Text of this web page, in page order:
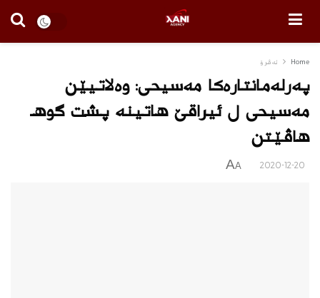
Home ئه‌ڤرۆ
په‌رله‌مانتاره‌كا مه‌سیحی: وه‌لاتیێن
مه‌سیحی ل ئیراقێ هاتینه‌ پشت گوهـ
هاڤێتن
2020-12-20
A
A